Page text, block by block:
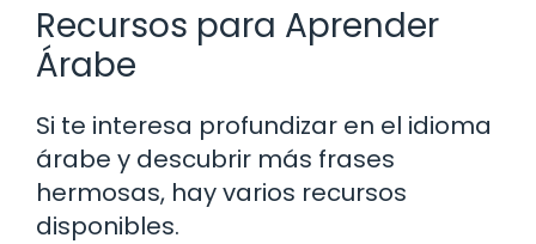
Recursos para Aprender
Árabe
Si te interesa profundizar en el idioma
árabe y descubrir más frases
hermosas, hay varios recursos
disponibles.